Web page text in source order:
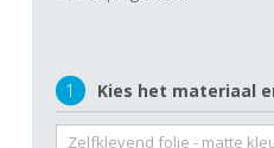
1 Kies het materiaal